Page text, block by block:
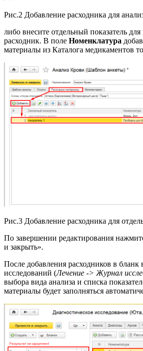
Рис.2 Добавление расходника для
либо внесите отдельный показатель
расходник. В поле Номенклатура
материалы из Каталога медикаментов
Рис.3 Добавление расходника для
По завершении редактирования
и закрыть».
После добавления расходников в бланк
исследований (Лечение -> Журнал
выбора вида анализа и списка
материалы будет заполняться